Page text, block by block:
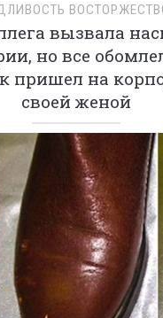
вызвала
но все
пришел на
своей женой